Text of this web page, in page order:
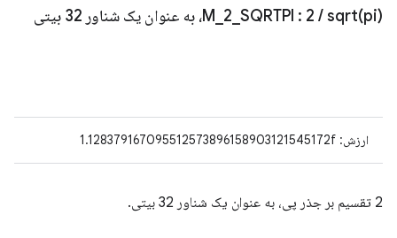
M 2 SQRTPI : 2 /sqrt(pi)، به عنوان یک شناور 32 بیتی
ارزش: 1.128379167095512573896158903121545172f
2 تقسیم بر جذر پی، به عنوان یک شناور 32 بیتی.